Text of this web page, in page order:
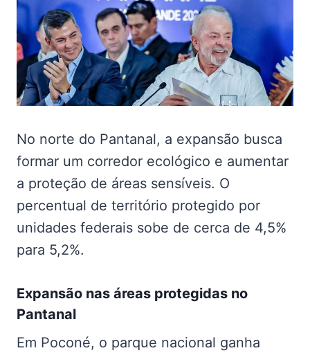
No norte do Pantanal, a expansão busca
formar um corredor ecológico e aumentar
a proteção de áreas sensíveis. O
percentual de território protegido por
unidades federais sobe de cerca de 4,5%
para 5,2%.
Expansão nas áreas protegidas no
Pantanal
Em Poconé, o parque nacional ganha